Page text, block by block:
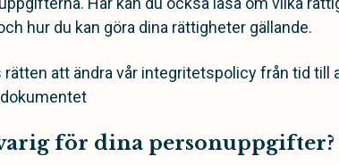
hur du kan göra dina rättigheter gällande.
att ändra vår integritetspolicy från tid till
för dina personuppgifter?